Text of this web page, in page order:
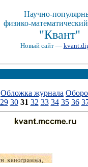
Научно-
физико-
"Квант"
Новый сайт —
Обложка журнала
29 30 31 32 33 34 35 36